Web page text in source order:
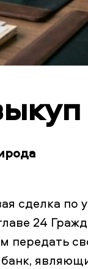
сделка по
24
передать